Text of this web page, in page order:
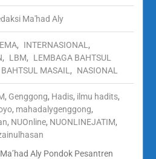
Ma'had Aly
, INTERNASIONAL ,
, LBM,
LEMBAGA BAHTSUL
MASAIL , NASIONAL
, Genggong, Hadis, ilmu hadits,
, mahadalygenggong,
, NUOnline, NUONLINEJATIM,
Aly Pondok Pesantren